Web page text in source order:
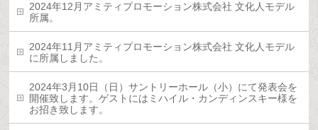
2024年12月アミティプロモーション株式会社 文化人モデル
所属。
2024年11月アミティプロモーション株式会社 文化人モデル
に所属しました。
2024年3月10日（日）サントリーホール（小）にて発表会を
開催致します。ゲストにはミハイル・カンディンスキー様を
お招き致します。